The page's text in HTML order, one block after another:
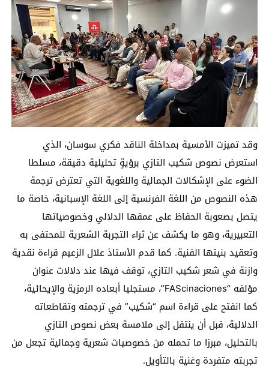
وقد تميزت الأمسية بمداخلة الناقد فكري سوسان، الذي
استعرض نصوص شكيب التازي برؤيةٍ تحليلية دقيقة، مسلطا
الضوء على الإشكالات الجمالية واللغوية التي تعترض ترجمة
هذه النصوص من اللغة الفرنسية إلى اللغة الإسبانية، خاصة ما
يتصل بصعوبة الحفاظ على عمقها الدلالي وخصوصياتها
التعبيرية، وهو ما يكشف عن ثراء التجربة الشعرية للمحتفى به
وتعقيد بنيتها الفنية. كما قدم الأستاذ علال الزعيم قراءة نقدية
وازنة في شعر شكيب التازي، توقف فيها عند دلالات عنوان
مؤلفه “FAScinaciones”، مستجليا أبعاده الرمزية والإيحائية،
كما انفتح على قراءة اسم “شكيب” في ترجمته وتقاطعاته
الدلالية، قبل أن ينتقل إلى ملامسة بعض نصوص التازي
بالتحليل، مبرزا ما تحمله من خصوصيات شعرية وجمالية تجعل من
تجربته متفردة وغنية بالتأويل.